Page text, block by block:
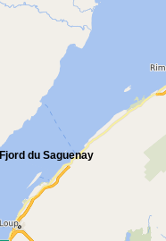
Fjord du Saguenay